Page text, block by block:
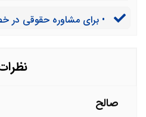
• برای مشاوره حقوقی در
صالح